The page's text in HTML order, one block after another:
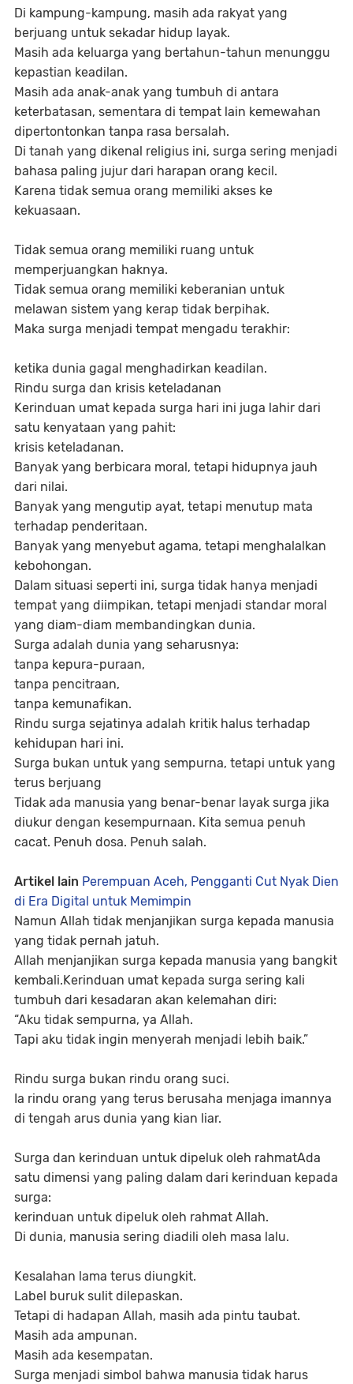
Di kampung-kampung, masih ada rakyat yang
berjuang untuk sekadar hidup layak.
Masih ada keluarga yang bertahun-tahun menunggu
kepastian keadilan.
Masih ada anak-anak yang tumbuh di antara
keterbatasan, sementara di tempat lain kemewahan
dipertontonkan tanpa rasa bersalah.
Di tanah yang dikenal religius ini, surga sering menjadi
bahasa paling jujur dari harapan orang kecil.
Karena tidak semua orang memiliki akses ke
kekuasaan.
Tidak semua orang memiliki ruang untuk
memperjuangkan haknya.
Tidak semua orang memiliki keberanian untuk
melawan sistem yang kerap tidak berpihak.
Maka surga menjadi tempat mengadu terakhir:
ketika dunia gagal menghadirkan keadilan.
Rindu surga dan krisis keteladanan
Kerinduan umat kepada surga hari ini juga lahir dari
satu kenyataan yang pahit:
krisis keteladanan.
Banyak yang berbicara moral, tetapi hidupnya jauh
dari nilai.
Banyak yang mengutip ayat, tetapi menutup mata
terhadap penderitaan.
Banyak yang menyebut agama, tetapi menghalalkan
kebohongan.
Dalam situasi seperti ini, surga tidak hanya menjadi
tempat yang diimpikan, tetapi menjadi standar moral
yang diam-diam membandingkan dunia.
Surga adalah dunia yang seharusnya:
tanpa kepura-puraan,
tanpa pencitraan,
tanpa kemunafikan.
Rindu surga sejatinya adalah kritik halus terhadap
kehidupan hari ini.
Surga bukan untuk yang sempurna, tetapi untuk yang
terus berjuang
Tidak ada manusia yang benar-benar layak surga jika
diukur dengan kesempurnaan. Kita semua penuh
cacat. Penuh dosa. Penuh salah.
Artikel lain Perempuan Aceh, Pengganti Cut Nyak Dien
di Era Digital untuk Memimpin
Namun Allah tidak menjanjikan surga kepada manusia
yang tidak pernah jatuh.
Allah menjanjikan surga kepada manusia yang bangkit
kembali.Kerinduan umat kepada surga sering kali
tumbuh dari kesadaran akan kelemahan diri:
“Aku tidak sempurna, ya Allah.
Tapi aku tidak ingin menyerah menjadi lebih baik.”
Rindu surga bukan rindu orang suci.
Ia rindu orang yang terus berusaha menjaga imannya
di tengah arus dunia yang kian liar.
Surga dan kerinduan untuk dipeluk oleh rahmatAda
satu dimensi yang paling dalam dari kerinduan kepada
surga:
kerinduan untuk dipeluk oleh rahmat Allah.
Di dunia, manusia sering diadili oleh masa lalu.
Kesalahan lama terus diungkit.
Label buruk sulit dilepaskan.
Tetapi di hadapan Allah, masih ada pintu taubat.
Masih ada ampunan.
Masih ada kesempatan.
Surga menjadi simbol bahwa manusia tidak harus